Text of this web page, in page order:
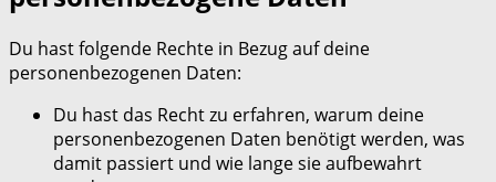
Du hast folgende Rechte in Bezug auf deine
personenbezogenen Daten:
Du hast das Recht zu erfahren, warum deine
personenbezogenen Daten benötigt werden, was
damit passiert und wie lange sie aufbewahrt